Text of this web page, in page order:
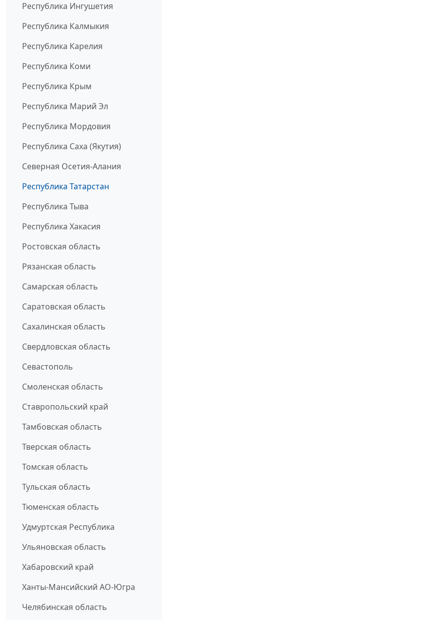
Республика Ингушетия
Республика Калмыкия
Республика Карелия
Республика Коми
Республика Крым
Республика Марий Эл
Республика Мордовия
Республика Саха (Якутия)
Северная Осетия-Алания
Республика Татарстан
Республика Тыва
Республика Хакасия
Ростовская область
Рязанская область
Самарская область
Саратовская область
Сахалинская область
Свердловская область
Севастополь
Смоленская область
Ставропольский край
Тамбовская область
Тверская область
Томская область
Тульская область
Тюменская область
Удмуртская Республика
Ульяновская область
Хабаровский край
Ханты-Мансийский АО-Югра
Челябинская область